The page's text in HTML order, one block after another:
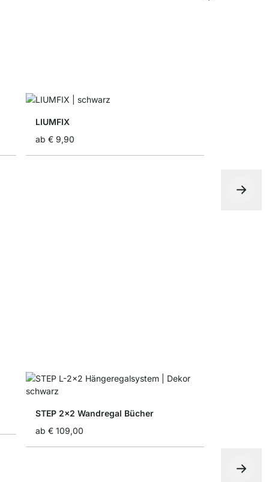
LIUMFIX
ab € 9,90
STEP 2x2 Wandregal Bücher
ab € 109,00